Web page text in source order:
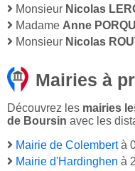
Monsieur Nicolas
Madame Anne
Monsieur Nicolas
Mairies à
Découvrez les mairies
de Boursin avec les
Mairie de Colembertà
Mairie d'Hardinghen à